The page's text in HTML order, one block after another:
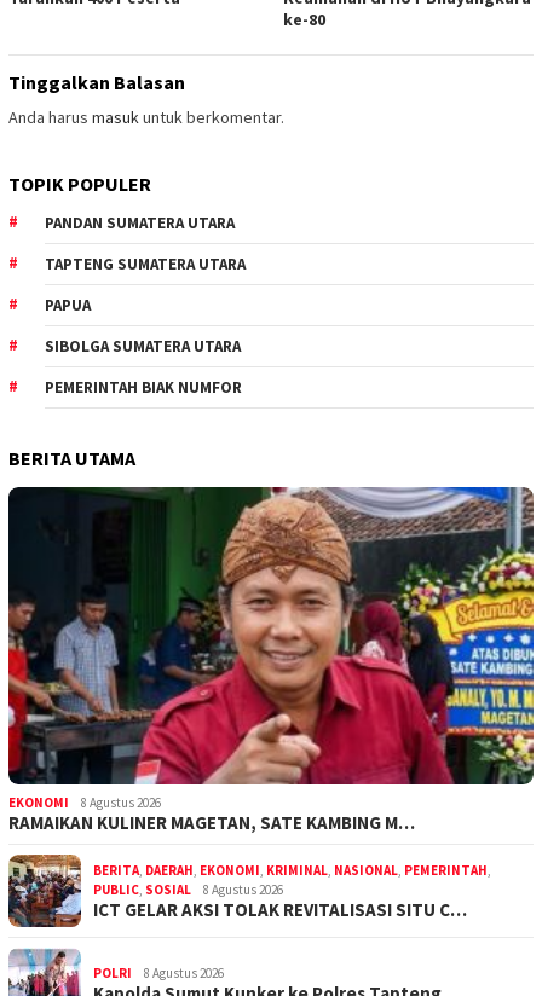
ke-80
Tinggalkan Balasan
Anda harus masukuntuk berkomentar.
TOPIK POPULER
PANDAN SUMATERA UTARA
TAPTENG SUMATERA UTARA
PAPUA
SIBOLGA SUMATERA UTARA
PEMERINTAH BIAK NUMFOR
BERITA UTAMA
EKONOMI 8 Agustus 2026
RAMAIKAN KULINER MAGETAN, SATE KAMBING M…
BERITA DAERAH EKONOMI KRIMINAL NASIONAL PEMERINTAH
PUBLIC SOSIAL 8 Agustus 2026
ICT GELAR AKSI TOLAK REVITALISASI SITU C…
POLRI 8 Agustus 2026